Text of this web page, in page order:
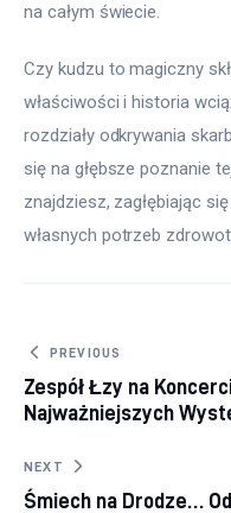
na całym świecie.
Czy kudzu to magiczny
właściwości i historia
rozdziały odkrywania
się na głębsze poznanie
znajdziesz, zagłębiając
własnych potrzeb
Nawigacja wpisu
PREVIOUS
Zespół Łzy na
Najważniejszych
NEXT
Śmiech na Drodze…